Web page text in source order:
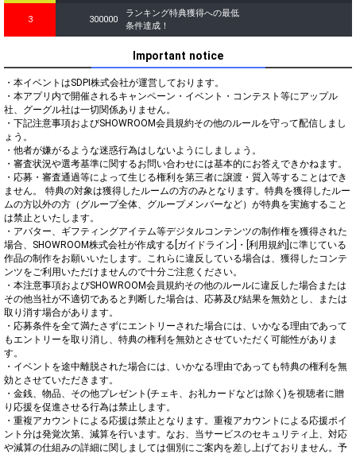
3 300000
ランキング特典獲得への最低
条件達成！
Important notice
・本イベントはSDPI株式会社が運営しております。
・本アプリ内で開催されるキャンペーン・イベント・コンテスト等にアップル
社、グーグル社は一切関係ありません。
・下記注意事項およびSHOWROOM会員規約その他のルールを守って配信しまし
ょう。
・他者が嫌がるような迷惑行為はしないようにしましょう。
・審査状況や選考基準に関するお問い合わせには基本的にお答えできかねます。
・応募・審査通過等によって生じる権利を第三者に譲渡・質入等することはでき
ません。 特典の対象は獲得したルームの方のみとなります。特典を獲得したルー
ムの方以外の方（グループ全体、グループメンバーなど）が特典を実施すること
は禁止といたします。
・アバター、ギフティングアイテム等デジタルコンテンツの制作権を獲得された
場合、SHOWROOM株式会社が作成する[ガイドライン]・[利用規約]に準じている
作品の制作をお願いいたします。これらに違反している場合は、獲得したコンテ
ンツをご利用いただけませんので十分ご注意ください。
・本注意事項およびSHOWROOM会員規約その他のルールに違反した場合または
その他当社が不適切であると判断した場合は、応募及び結果を無効とし、または
取り消す場合があります。
・応募条件を全て満たさずにエントリーされた場合には、いかなる理由であって
もエントリーを取り消し、特典の権利を無効とさせていただく可能性がありま
す。
・イベントを途中離脱された場合には、いかなる理由であっても特典の権利を無
効とさせていただきます。
・金銭、物品、その他プレゼント(チェキ、お礼カードなどは除く)を視聴者に贈
り応援を促進させる行為は禁止します。
・重複アカウントによる応援は禁止となります。重複アカウントによる応援ポイ
ント分は発覚次第、減算を行います。なお、当サービスのセキュリティ上、対応
や減算の仕組みの詳細に関しましては個別にご案内を差し上げておりません。予